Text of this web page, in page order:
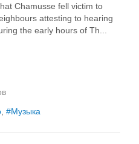
Chamusse fell victim to
attesting to hearing
the early hours of Th...
Музыка